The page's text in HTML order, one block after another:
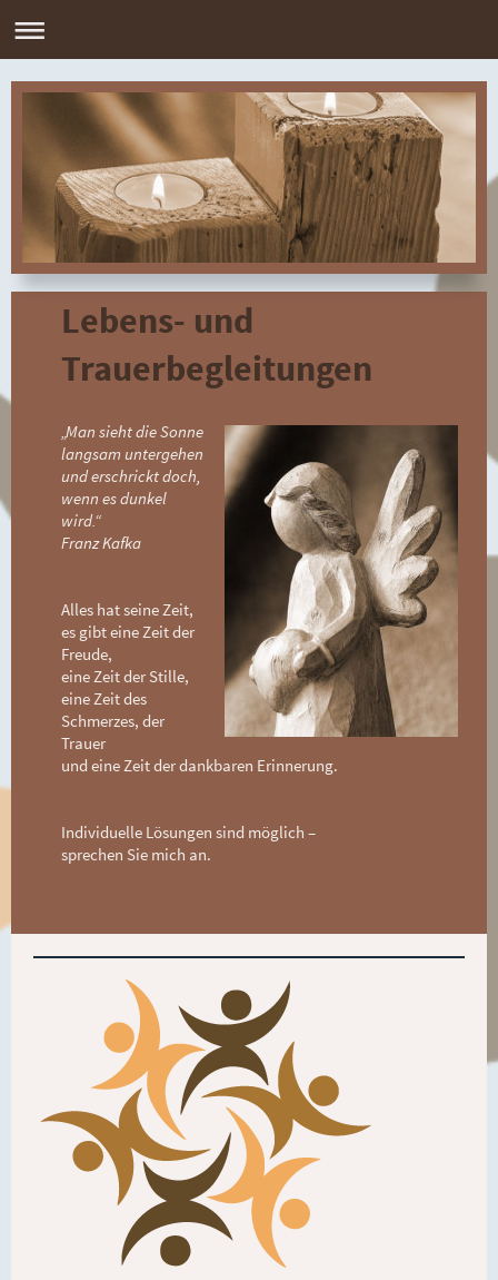
Lebens- und
Trauerbegleitungen
„Man sieht die Sonne
langsam untergehen
und erschrickt doch,
wenn es dunkel
wird.“
Franz Kafka
Alles hat seine Zeit,
es gibt eine Zeit der
Freude,
eine Zeit der Stille,
eine Zeit des
Schmerzes, der
Trauer
und eine Zeit der dankbaren Erinnerung.
Individuelle Lösungen sind möglich –
sprechen Sie mich an.